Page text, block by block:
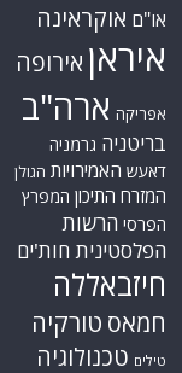
או"ם אוקראינה
איראן אירופה
אפריקה ארה"ב
בריטניה גרמניה
דאעש האמירויות הגולן
המזרח התיכון המפרץ
הפרסי הרשות
הפלסטינית חות'ים
חיזבאללה
חמאס טורקיה
טילים טכנולוגיה